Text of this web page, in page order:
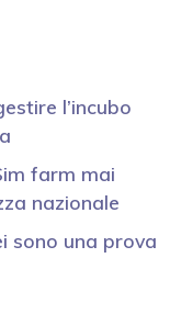
l’incubo
farm mai
nazionale
sono una prova